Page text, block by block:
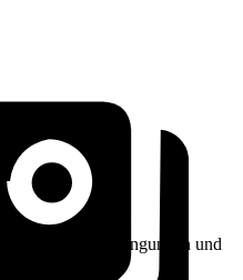
Rückgabebedingungen und